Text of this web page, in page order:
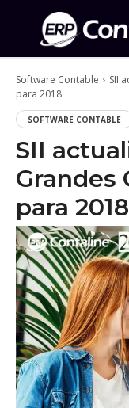
Software Contable
SII
para 2018
SOFTWARE CONTABLE
SII
Grandes
para 2018